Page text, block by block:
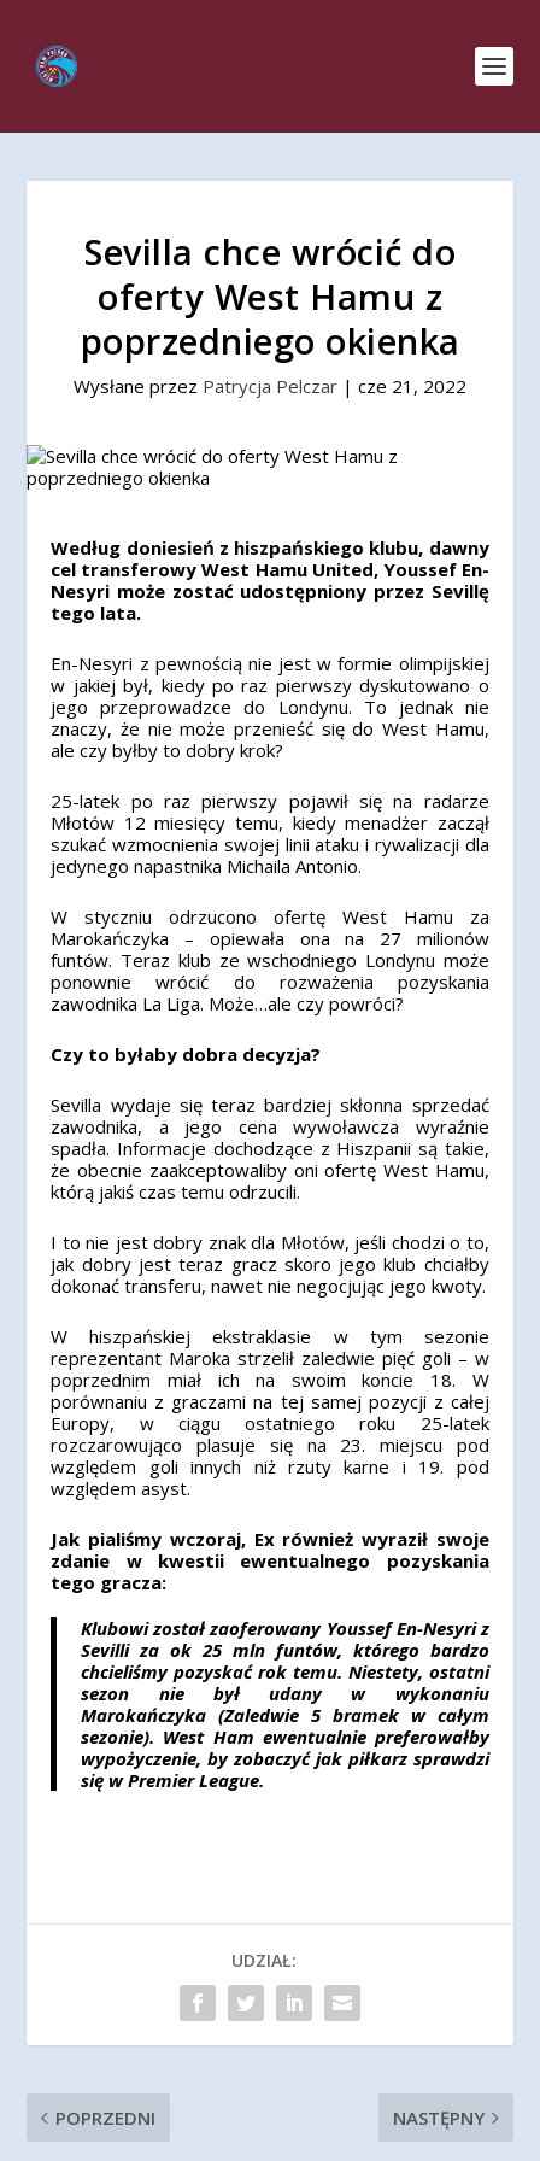
Sevilla chce wrócić do
oferty West Hamu z
poprzedniego okienka
Wysłane przez Patrycja Pelczar | cze 21, 2022
Według doniesień z hiszpańskiego klubu, dawny
cel transferowy West Hamu United, Youssef En-
Nesyri może zostać udostępniony przez Sevillę
tego lata.
En-Nesyri z pewnością nie jest w formie olimpijskiej
w jakiej był, kiedy po raz pierwszy dyskutowano o
jego przeprowadzce do Londynu. To jednak nie
znaczy, że nie może przenieść się do West Hamu,
ale czy byłby to dobry krok?
25-latek po raz pierwszy pojawił się na radarze
Młotów 12 miesięcy temu, kiedy menadżer zaczął
szukać wzmocnienia swojej linii ataku i rywalizacji dla
jedynego napastnika Michaila Antonio.
W styczniu odrzucono ofertę West Hamu za
Marokańczyka – opiewała ona na 27 milionów
funtów. Teraz klub ze wschodniego Londynu może
ponownie wrócić do rozważenia pozyskania
zawodnika La Liga. Może…ale czy powróci?
Czy to byłaby dobra decyzja?
Sevilla wydaje się teraz bardziej skłonna sprzedać
zawodnika, a jego cena wywoławcza wyraźnie
spadła. Informacje dochodzące z Hiszpanii są takie,
że obecnie zaakceptowaliby oni ofertę West Hamu,
którą jakiś czas temu odrzucili.
I to nie jest dobry znak dla Młotów, jeśli chodzi o to,
jak dobry jest teraz gracz skoro jego klub chciałby
dokonać transferu, nawet nie negocjując jego kwoty.
W hiszpańskiej ekstraklasie w tym sezonie
reprezentant Maroka strzelił zaledwie pięć goli – w
poprzednim miał ich na swoim koncie 18. W
porównaniu z graczami na tej samej pozycji z całej
Europy, w ciągu ostatniego roku 25-latek
rozczarowująco plasuje się na 23. miejscu pod
względem goli innych niż rzuty karne i 19. pod
względem asyst.
Jak pialiśmy wczoraj, Ex również wyraził swoje
zdanie w kwestii ewentualnego pozyskania
tego gracza:
Klubowi został zaoferowany Youssef En-Nesyri z
Sevilli za ok 25 mln funtów, którego bardzo
chcieliśmy pozyskać rok temu. Niestety, ostatni
sezon nie był udany w wykonaniu
Marokańczyka (Zaledwie 5 bramek w całym
sezonie). West Ham ewentualnie preferowałby
wypożyczenie, by zobaczyć jak piłkarz sprawdzi
się w Premier League.
UDZIAŁ:
POPRZEDNI NASTĘPNY